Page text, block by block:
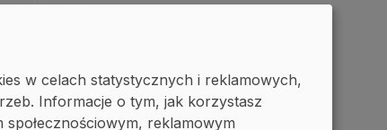
w celach statystycznych i reklamowych,
Informacje o tym, jak korzystasz
reklamowym